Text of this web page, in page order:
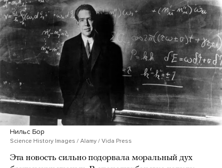
Нильс Бор
Science History Images / Alamy / Vida Press
Эта новость сильно подорвала моральный дух